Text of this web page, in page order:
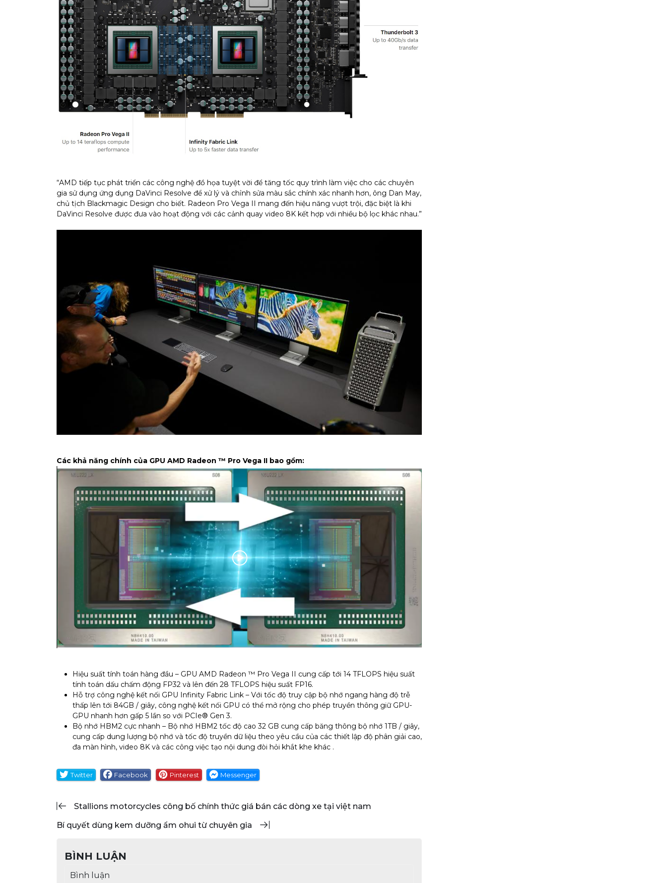
“AMD tiếp tục phát triển các công nghệ đồ họa tuyệt vời để tăng tốc quy trình làm việc cho các chuyên
gia sử dụng ứng dụng DaVinci Resolve để xử lý và chỉnh sửa màu sắc chính xác nhanh hơn, ông Dan May,
chủ tịch Blackmagic Design cho biết. Radeon Pro Vega II mang đến hiệu năng vượt trội, đặc biệt là khi
DaVinci Resolve được đưa vào hoạt động với các cảnh quay video 8K kết hợp với nhiều bộ lọc khác nhau.”
Các khả năng chính của GPU AMD Radeon ™ Pro Vega II bao gồm:
Hiệu suất tính toán hàng đầu – GPU AMD Radeon ™ Pro Vega II cung cấp tới 14 TFLOPS hiệu suất
tính toán dấu chấm động FP32 và lên đến 28 TFLOPS hiệu suất FP16.
Hỗ trợ công nghệ kết nối GPU Infinity Fabric Link – Với tốc độ truy cập bộ nhớ ngang hàng độ trễ
thấp lên tới 84GB / giây, công nghệ kết nối GPU có thể mở rộng cho phép truyền thông giữ GPU-
GPU nhanh hơn gấp 5 lần so với PCIe® Gen 3.
Bộ nhớ HBM2 cực nhanh – Bộ nhớ HBM2 tốc độ cao 32 GB cung cấp băng thông bộ nhớ 1TB / giây,
cung cấp dung lượng bộ nhớ và tốc độ truyền dữ liệu theo yêu cầu của các thiết lập độ phân giải cao,
đa màn hình, video 8K và các công việc tạo nội dung đòi hỏi khắt khe khác .
Twitter Facebook Pinterest Messenger
stallions motorcycles công bố chính thức giá bán các dòng xe tại việt nam
bí quyết dùng kem dưỡng ẩm ohui từ chuyên gia
BÌNH LUẬN
Bình luận